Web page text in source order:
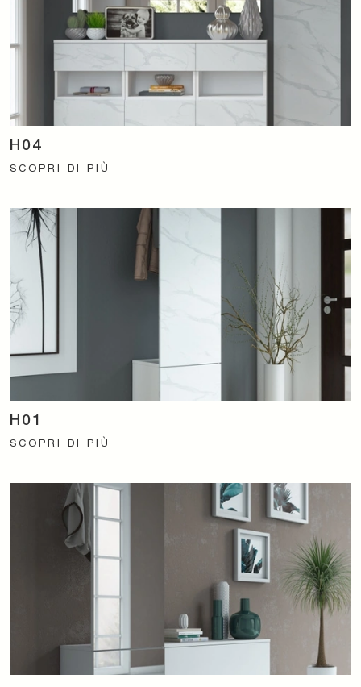
H04
SCOPRI DI PIÙ
H01
SCOPRI DI PIÙ